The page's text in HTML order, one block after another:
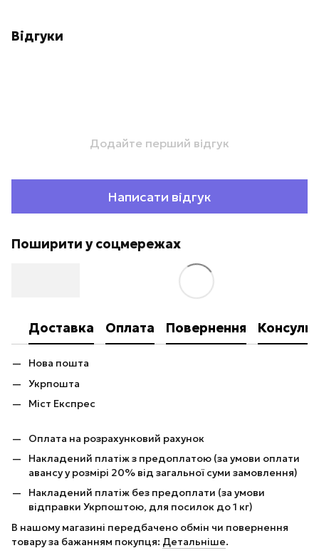
Відгуки
Додайте перший відгук
Написати відгук
Поширити у соцмережах
Доставка Оплата Повернення
Нова пошта
Укрпошта
Міст Експрес
Оплата на розрахунковий рахунок
Накладений платіж з предоплатою (за умови оплати
авансу у розмірі 20% від загальної суми замовлення)
Накладений платіж без предоплати (за умови
відправки Укрпоштою, для посилок до 1 кг)
В нашому магазині передбачено обмін чи повернення
товару за бажанням покупця: Детальніше.